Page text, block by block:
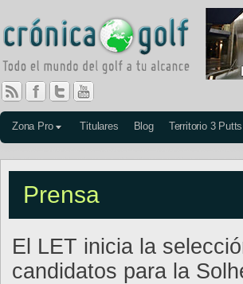
Zona Pro Titulares Blog Territorio 3 Putts
Prensa
El LET inicia la
candidatos para la